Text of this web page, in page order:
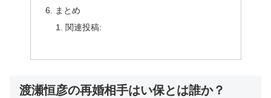
まとめ
関連投稿:
渡瀬恒彦の再婚相手はい保とは誰か？